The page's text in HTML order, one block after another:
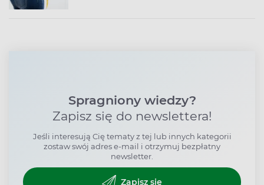
Spragniony wiedzy?
Zapisz się do newslettera!
Jeśli interesują Cię tematy z tej lub innych kategorii
zostaw swój adres e-mail i otrzymuj bezpłatny
newsletter.
Zapisz się